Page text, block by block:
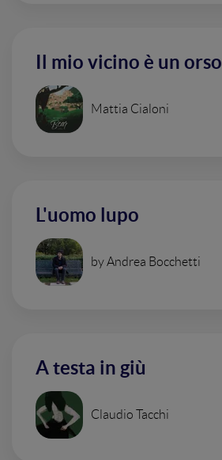
Il mio vicino è un orso
Mattia Cialoni
L'uomo lupo
by Andrea Bocchetti
A testa in giù
Claudio Tacchi